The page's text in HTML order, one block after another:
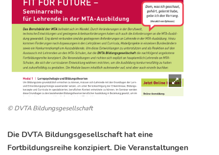
© DVTA Bildungsgesellschaft
Die DVTA Bildungsgesellschaft hat eine
Fortbildungsreihe konzipiert. Die Veranstaltungen